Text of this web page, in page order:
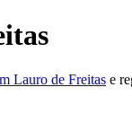
Lauro de Freitas e